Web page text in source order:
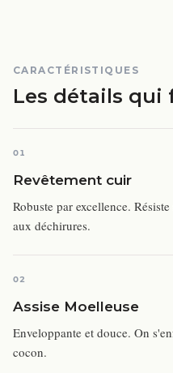
CARACTÉRISTIQUES
Les détails qui
01
Revêtement cuir
Robuste par excellence.
aux déchirures.
02
Assise Moelleuse
Enveloppante et douce. On
cocon.